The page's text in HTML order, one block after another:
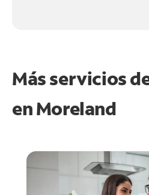
Más servicios
enMoreland